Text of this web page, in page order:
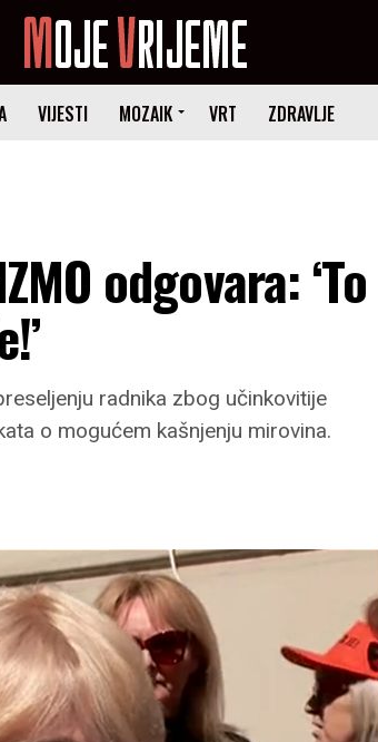
VIJESTI MOZAIK VRT ZDRAVLJE
odgovara: ‘To
radnika zbog učinkovitije
o mogućem kašnjenju mirovina.